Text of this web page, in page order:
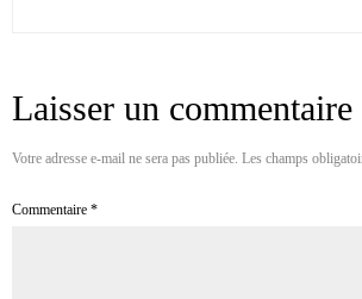
Laisser un commentaire
Votre adresse e-mail ne sera pas publiée. Les champs
Commentaire *